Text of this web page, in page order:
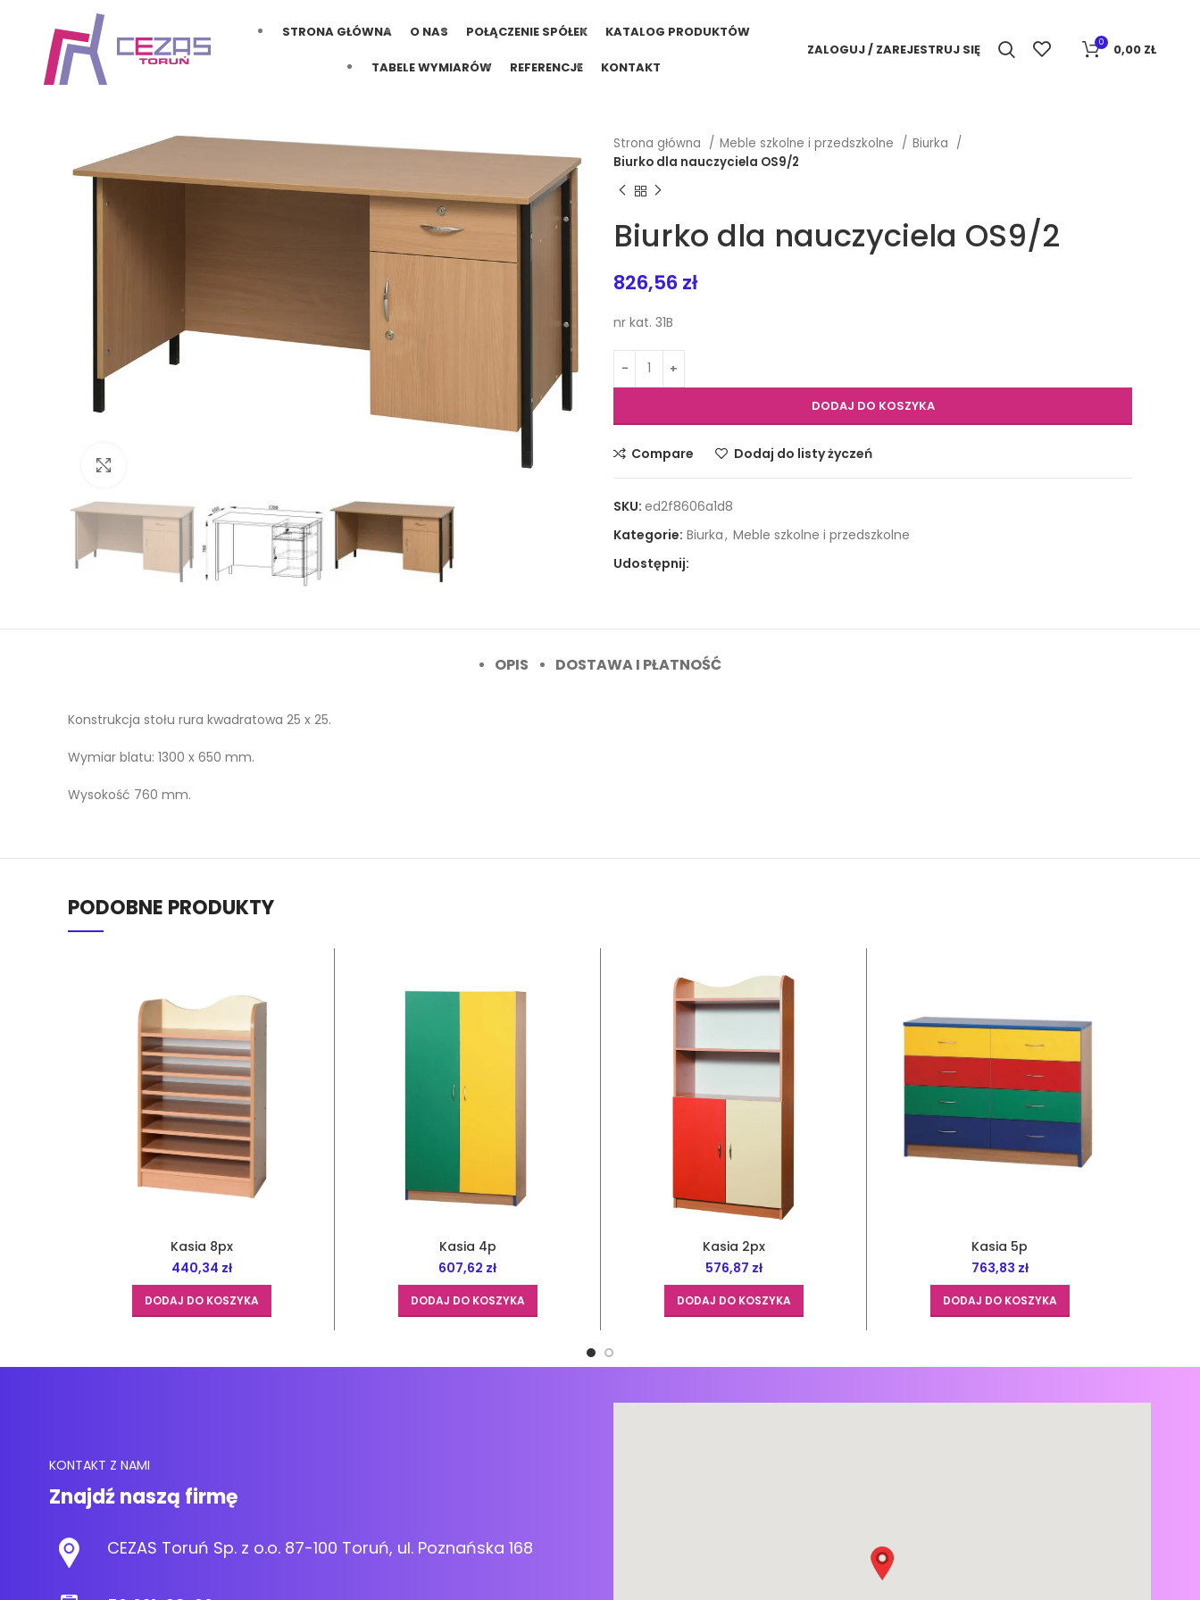
STRONA GŁÓWNA O NAS POŁĄCZENIE SPÓŁEK KATALOG PRODUKTÓW
TABELE WYMIARÓW REFERENCJE KONTAKT
ZALOGUJ / ZAREJESTRUJ SIĘ 0 0,00 ZŁ
Strona główna Meble szkolne i przedszkolne
Biurka
Biurko dla nauczyciela OS9/2
Biurko dla nauczyciela OS9/2
826,56 zł
nr kat. 31B
DODAJ DO KOSZYKA
Compare Dodaj do listy życzeń
SKU: ed2f8606a1d8
Kategorie: Biurka, Meble szkolne i przedszkolne
Udostępnij:
OPIS DOSTAWA I PŁATNOŚĆ
Konstrukcja stołu rura kwadratowa 25 x 25.
Wymiar blatu: 1300 x 650 mm.
Wysokość 760 mm.
PODOBNE PRODUKTY
Kasia 8px
440,34 zł
DODAJ DO KOSZYKA
Kasia 4p
607,62 zł
DODAJ DO KOSZYKA
Kasia 2px
576,87 zł
DODAJ DO KOSZYKA
Kasia 5p
763,83 zł
DODAJ DO KOSZYKA
KONTAKT Z NAMI
Znajdź naszą firmę
CEZAS Toruń Sp. z o.o. 87-100 Toruń, ul. Poznańska 168